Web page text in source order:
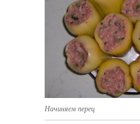
Начиняем перец